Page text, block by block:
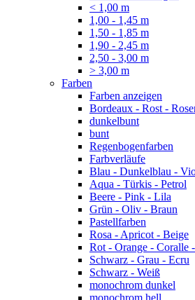
< 1,00 m
1,00 - 1,45 m
1,50 - 1,85 m
1,90 - 2,45 m
2,50 - 3,00 m
> 3,00 m
Farben
Farben anzeigen
Bordeaux - Rost -
dunkelbunt
bunt
Regenbogenfarben
Farbverläufe
Blau - Dunkelblau -
Aqua - Türkis - Petrol
Beere - Pink - Lila
Grün - Oliv - Braun
Pastellfarben
Rosa - Apricot - Beige
Rot - Orange - Coralle
Schwarz - Grau - Ecru
Schwarz - Weiß
monochrom dunkel
monochrom hell